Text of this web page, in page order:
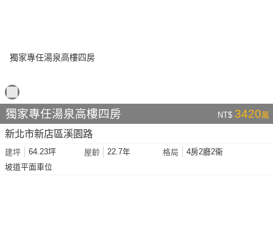
獨家專任湯泉高樓四房 NT$ 3420萬
新北市新店區溪園路
建坪 64.23坪 屋齡 22.7年 格局
4房2廳2衛
坡道平面車位